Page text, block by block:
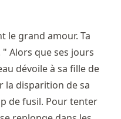
le grand amour. Ta
Alors que ses jours
dévoile à sa fille de
la disparition de sa
de fusil. Pour tenter